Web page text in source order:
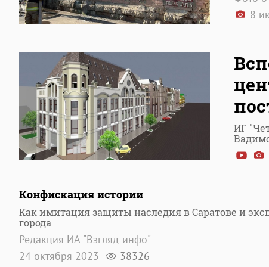
8
ИГ
Конфискация истории
Как имитация защиты наследия в Саратове и
города
Редакция ИА "Взгляд-инфо"
24 октября 2023
38326